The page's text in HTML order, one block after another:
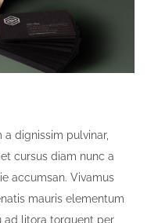
a dignissim pulvinar,
cursus diam nunc a
accumsan. Vivamus
mauris elementum
ad litora torquent per